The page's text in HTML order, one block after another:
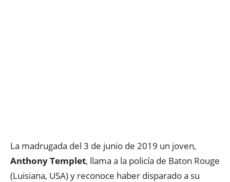
La madrugada del 3 de junio de 2019 un joven,
Anthony Templet, llama a la policía de Baton Rouge
(Luisiana, USA) y reconoce haber disparado a su